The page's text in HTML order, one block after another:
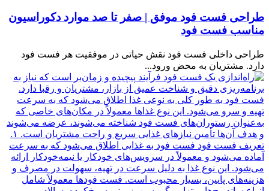
طراحی فست فود موفق‌ | صفر تا صد موارد دکوراسیون
مناسب فست فود
طراحی داخلی فست فود نقش حیاتی در موفقیت هر فست فود
دارد. مشتریان به محض ورود...